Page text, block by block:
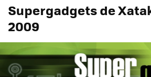
Supergadgets de
2009